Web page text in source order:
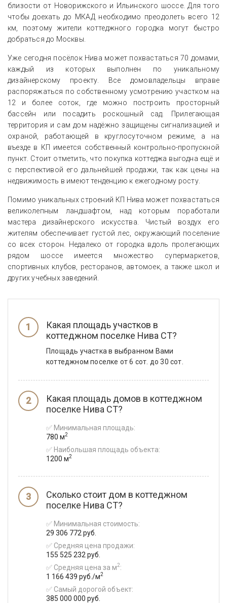
близости от Новорижского и Ильинского шоссе. Для того
чтобы доехать до МКАД необходимо преодолеть всего 12
км, поэтому жители коттеджного городка могут быстро
добраться до Москвы.
Уже сегодня посёлок Нива может похвастаться 70 домами,
каждый из которых выполнен по уникальному
дизайнерскому проекту. Все домовладельцы вправе
распоряжаться по собственному усмотрению участком на
12 и более соток, где можно построить просторный
бассейн или посадить роскошный сад. Прилегающая
территория и сам дом надёжно защищены сигнализацией и
охраной, работающей в круглосуточном режиме, а на
въезде в КП имеется собственный контрольно-пропускной
пункт. Стоит отметить, что покупка коттеджа выгодна ещё и
с перспективой его дальнейшей продажи, так как цены на
недвижимость в имеют тенденцию к ежегодному росту.
Помимо уникальных строений КП Нива может похвастаться
великолепным ландшафтом, над которым поработали
мастера дизайнерского искусства. Чистый воздух его
жителям обеспечивает густой лес, окружающий поселение
со всех сторон. Недалеко от городка вдоль пролегающих
рядом шоссе имеется множество супермаркетов,
спортивных клубов, ресторанов, автомоек, а также школ и
других учебных заведений.
Какая площадь участков в
коттеджном поселке Нива СТ?
Площадь участка в выбранном Вами
коттеджном поселке от 6 сот. до 30 сот.
Какая площадь домов в коттеджном
поселке Нива СТ?
✅ Минимальная площадь:
780 м2
✅ Наибольшая площадь объекта:
1200 м2
Сколько стоит дом в коттеджном
поселке Нива СТ?
✅ Минимальная стоимость:
29 306 772 руб.
✅ Средняя цена продажи:
155 525 232 руб.
✅ Средняя цена за м2:
1 166 439 руб./м2
✅ Самый дорогой объект:
385 000 000 руб.